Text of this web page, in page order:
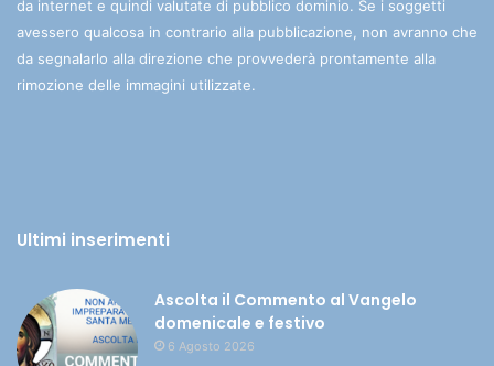
da internet e quindi valutate di pubblico dominio. Se i soggetti
avessero qualcosa in contrario alla pubblicazione, non avranno che
da segnalarlo alla direzione che provvederà prontamente alla
rimozione delle immagini utilizzate.
Ultimi inserimenti
Ascolta il Commento al Vangelo
domenicale e festivo
6 Agosto 2026